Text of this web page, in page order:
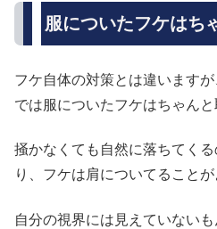
服についたフケはち
フケ自体の対策とは違います
では服についたフケはちゃんと
掻かなくても自然に落ちてく
り、フケは肩についてることが
自分の視界には見えていない